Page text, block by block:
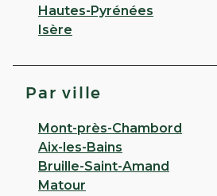
Hautes-Pyrénées
Isère
Par ville
Mont-près-Chambord
Aix-les-Bains
Bruille-Saint-Amand
Matour